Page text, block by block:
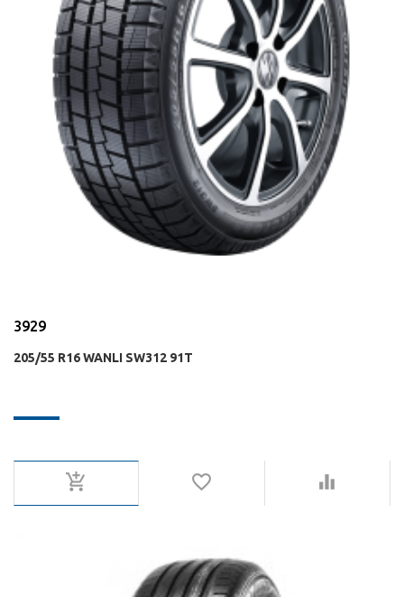
3929
205/55 R16 WANLI SW312 91T